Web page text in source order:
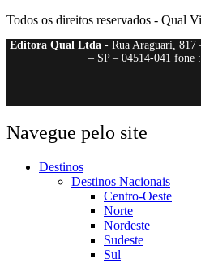
Todos os direitos reservados - Qual
Editora Qual Ltda- Rua Araguari, 817
– SP – 04514-041 fone
Navegue pelo site
Destinos
Destinos Nacionais
Centro-Oeste
Norte
Nordeste
Sudeste
Sul